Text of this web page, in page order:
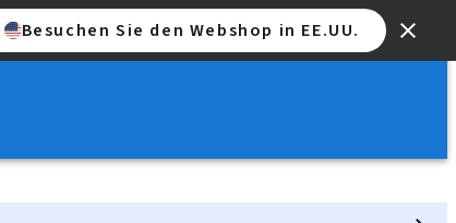
Besuchen Sie den Webshop in EE.UU.